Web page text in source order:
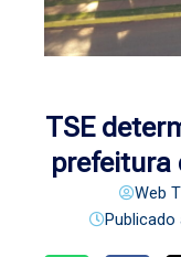
TSE
prefeitura
Web
Publicado